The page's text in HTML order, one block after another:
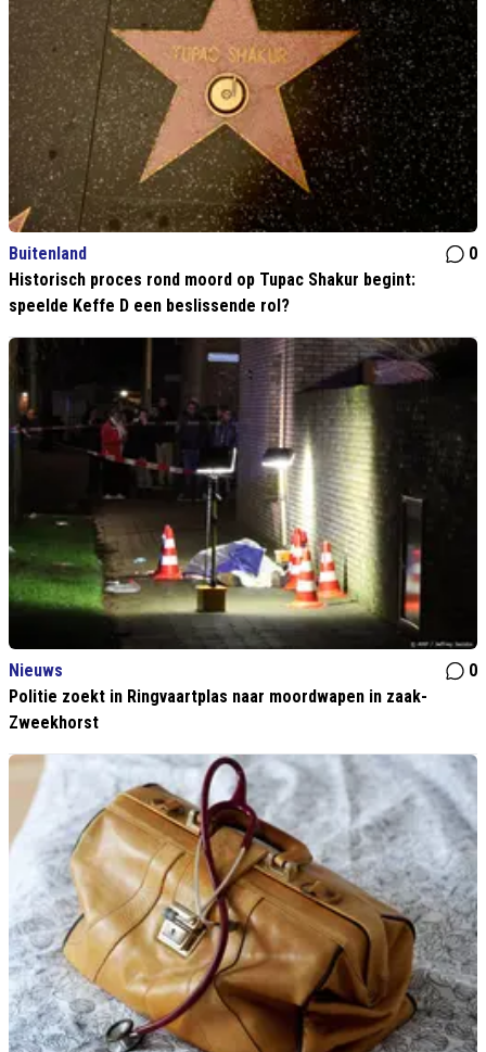
Buitenland
0
Historisch proces rond moord op Tupac Shakur begint:
speelde Keffe D een beslissende rol?
Nieuws
0
Politie zoekt in Ringvaartplas naar moordwapen in zaak-
Zweekhorst